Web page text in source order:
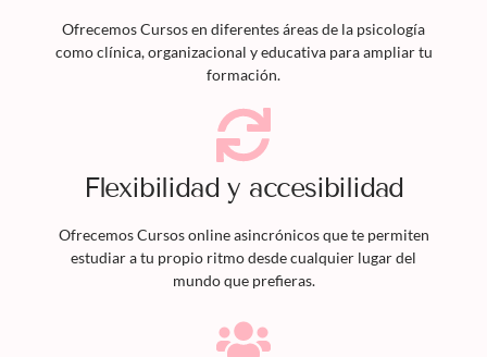
OfrecemosCursosen diferentes áreas de la psicología
como clínica, organizacional y educativa para ampliar tu
formación.
Flexibilidad y accesibilidad
OfrecemosCursosonline asincrónicos que te permiten
estudiar a tu propio ritmo desde cualquier lugar del
mundo que prefieras.